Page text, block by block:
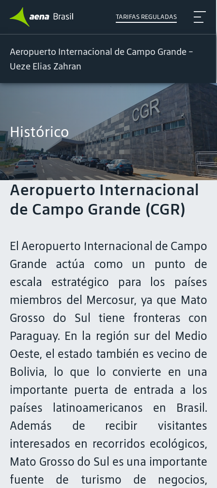
TARIFAS REGULADAS
Aeropuerto Internacional de Campo Grande -
Ueze Elias Zahran
Histórico
Aeropuerto Internacional
de Campo Grande (CGR)
El Aeropuerto Internacional de Campo
Grande actúa como un punto de
escala estratégico para los países
miembros del Mercosur, ya que Mato
Grosso do Sul tiene fronteras con
Paraguay. En la región sur del Medio
Oeste, el estado también es vecino de
Bolivia, lo que lo convierte en una
importante puerta de entrada a los
países latinoamericanos en Brasil.
Además de recibir visitantes
interesados en recorridos ecológicos,
Mato Grosso do Sul es una importante
fuente de turismo de negocios,